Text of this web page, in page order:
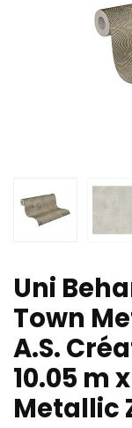
Uni
Town
A.S.
10.05 m
Metallic